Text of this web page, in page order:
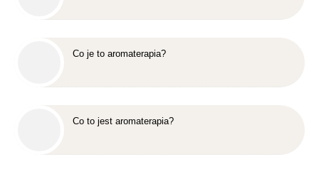
Co je to aromaterapia?
Co to jest aromaterapia?